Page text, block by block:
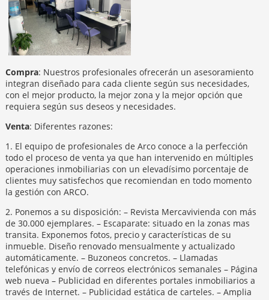
Compra: Nuestros profesionales ofrecerán un asesoramiento
integran diseñado para cada cliente según sus necesidades,
con el mejor producto, la mejor zona y la mejor opción que
requiera según sus deseos y necesidades.
Venta: Diferentes razones:
1. El equipo de profesionales de Arco conoce a la perfección
todo el proceso de venta ya que han intervenido en múltiples
operaciones inmobiliarias con un elevadísimo porcentaje de
clientes muy satisfechos que recomiendan en todo momento
la gestión con ARCO.
2. Ponemos a su disposición: – Revista Mercavivienda con más
de 30.000 ejemplares. – Escaparate: situado en la zonas mas
transita. Exponemos fotos, precio y características de su
inmueble. Diseño renovado mensualmente y actualizado
automáticamente. – Buzoneos concretos. – Llamadas
telefónicas y envío de correos electrónicos semanales – Página
web nueva – Publicidad en diferentes portales inmobiliarios a
través de Internet. – Publicidad estática de carteles. – Amplia